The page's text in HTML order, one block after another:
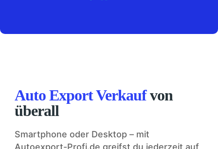
Auto Export Verkaufvon
überall
Smartphone oder Desktop – mit